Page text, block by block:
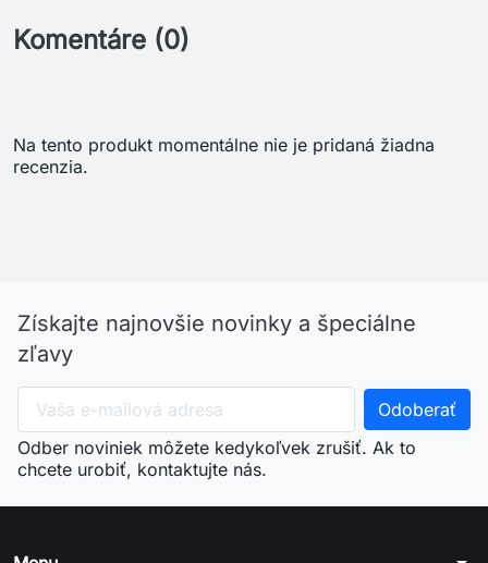
Komentáre (0)
Na tento produkt momentálne nie je pridaná žiadna
recenzia.
Získajte najnovšie novinky a špeciálne
zľavy
Odber noviniek môžete kedykoľvek zrušiť. Ak to
chcete urobiť, kontaktujte nás.